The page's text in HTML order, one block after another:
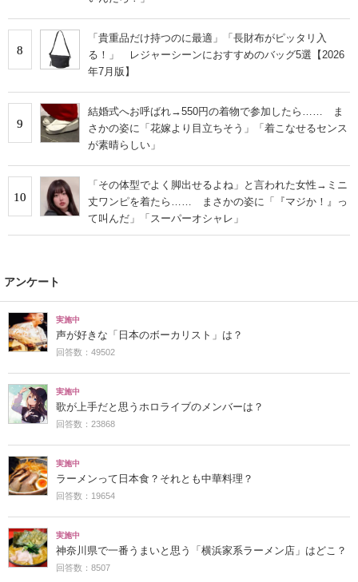
8
「貴重品だけ持つのに最適」「長財布がピッタリ入
る！」 レジャーシーンにおすすめのバッグ5選【2026
年7月版】
9
結婚式へお呼ばれ→550円の着物で参加したら…… ま
さかの姿に「花嫁より目立ちそう」「着こなせるセンス
が素晴らしい」
10
「その体型でよく脚出せるよね」と言われた女性→ミニ
丈ワンピを着たら…… まさかの姿に「『マジか！』っ
て叫んだ」「スーパーオシャレ」
アンケート
実施中
声が好きな「日本のボーカリスト」は？
回答数：49502
実施中
歌が上手だと思うホロライブのメンバーは？
回答数：23868
実施中
ラーメンって日本食？それとも中華料理？
回答数：19654
実施中
神奈川県で一番うまいと思う「横浜家系ラーメン店」はどこ？
回答数：8507